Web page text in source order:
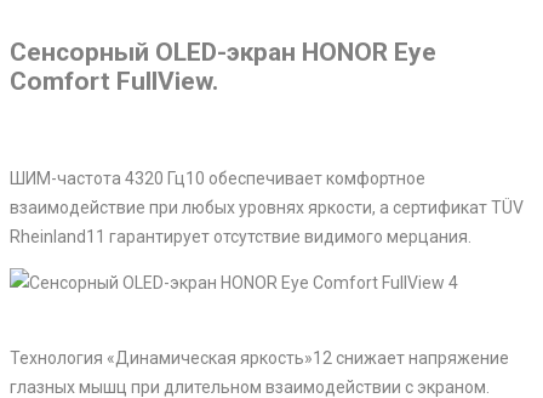
Сенсорный OLED-экран HONOR Eye
Comfort FullView.
ШИМ-частота 4320 Гц10 обеспечивает комфортное
взаимодействие при любых уровнях яркости, а сертификат TÜV
Rheinland11 гарантирует отсутствие видимого мерцания.
Технология «Динамическая яркость»12 снижает напряжение
глазных мышц при длительном взаимодействии с экраном.